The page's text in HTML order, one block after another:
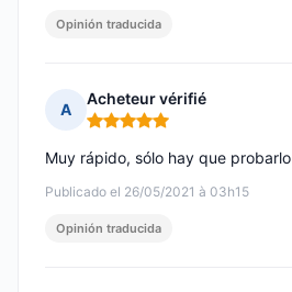
Opinión traducida
A
Acheteur vérifié
Nota: 5 de 5
Publicado el 26/05/2021 à 03h15
Muy rápido, sólo hay que probarlo
Opinión traducida